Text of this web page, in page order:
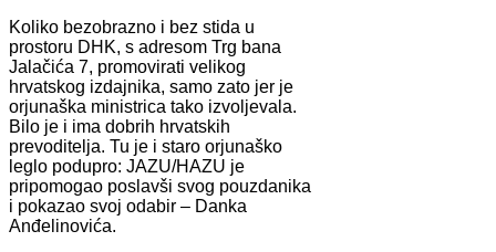
Koliko bezobrazno i bez stida u
prostoru DHK, s adresom Trg bana
Jalačića 7, promovirati velikog
hrvatskog izdajnika, samo zato jer je
orjunaška ministrica tako izvoljevala.
Bilo je i ima dobrih hrvatskih
prevoditelja. Tu je i staro orjunaško
leglo podupro: JAZU/HAZU je
pripomogao poslavši svog pouzdanika
i pokazao svoj odabir – Danka
Anđelinovića.